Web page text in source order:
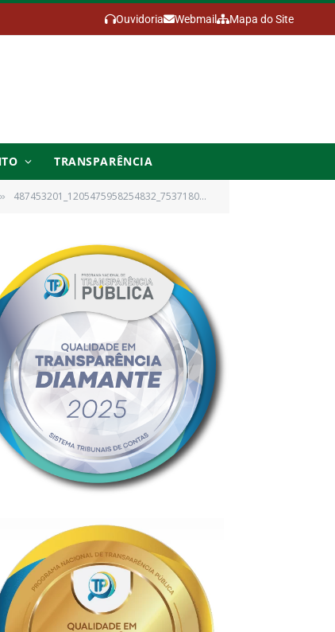
Ouvidoria Webmail Mapa do Site
TRANSPARÊNCIA
» 487453201_1205475958254832_7537180757594064839_n